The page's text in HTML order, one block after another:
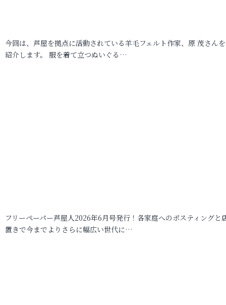
今回は、芦屋を拠点に活動されている羊毛フェルト作家、原 茂さん
紹介します。 服を着て立つぬいぐる…
フリーペーパー芦屋人2026年6月号発行！各家庭へのポスティングと
置きで今までよりさらに幅広い世代に…